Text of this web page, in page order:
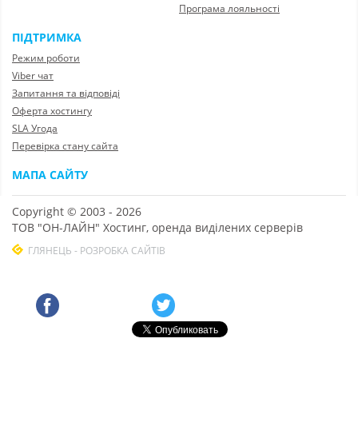
Програма лояльності
ПІДТРИМКА
Режим роботи
Viber чат
Запитання та відповіді
Оферта хостингу
SLA Угода
Перевірка стану сайта
МАПА САЙТУ
Copyright © 2003 - 2026
ТОВ "ОН-ЛАЙН" Хостинг, оренда виділених серверів
ГЛЯНЕЦЬ - РОЗРОБКА САЙТІВ